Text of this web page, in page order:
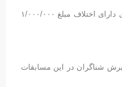
ضوابط مالی مسابقات (به ازاء هرشنای دارای اختلاف مبلغ ۱/۰۰۰/۰۰۰
در این مسابقات